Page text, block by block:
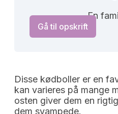
En
Gå til opskrift
Disse kødboller er en
kan varieres på mange
osten giver dem en
dem svampede.